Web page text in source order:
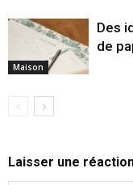
Maison
Des
de
Laisser une